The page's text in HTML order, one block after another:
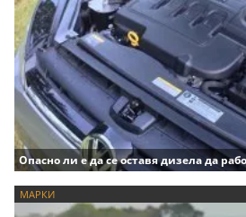
Опасно ли е да се оставя дизела да
МАРКИ